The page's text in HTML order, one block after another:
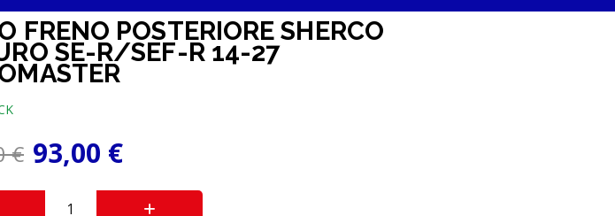
FRENO POSTERIORE SHERCO
SE-R/SEF-R 14-27
€ 93,00 €